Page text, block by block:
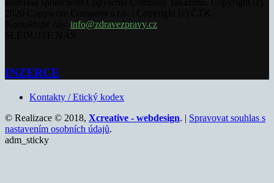
info@zdravezpravy.cz
INZERCE
Kontakty / Etický kodex
© Realizace © 2018, Xcreative - webdesign. | Spravovat souhlas s
nastavením osobních údajů.
adm_sticky